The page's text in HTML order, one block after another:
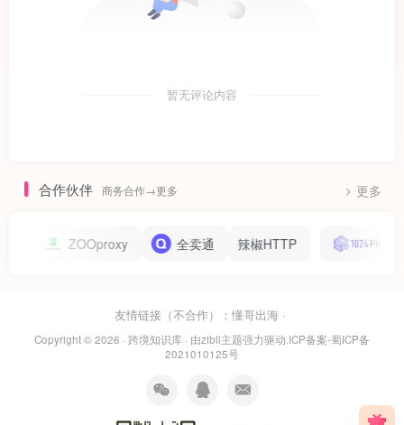
暂无评论内容
合作伙伴 商务合作→更多 更多
ZOOproxy 全卖通 辣椒HTTP
友情链接（不合作）： 懂哥出海 ·
Copyright © 2026 · 跨境知识库 · 由zibll主题强力驱动. ICP备案-蜀ICP备
2021010125号